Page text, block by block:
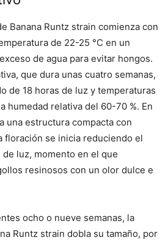
Banana Runtz strain comienza con
de 22-25 °C en un
de agua para evitar hongos.
que dura unas cuatro semanas,
de 18 horas de luz y temperaturas
humedad relativa del 60-70 %. En
una estructura compacta con
floración se inicia reduciendo el
luz, momento en el que
resinosos con un olor dulce e
ocho o nueve semanas, la
Runtz strain dobla su tamaño, por